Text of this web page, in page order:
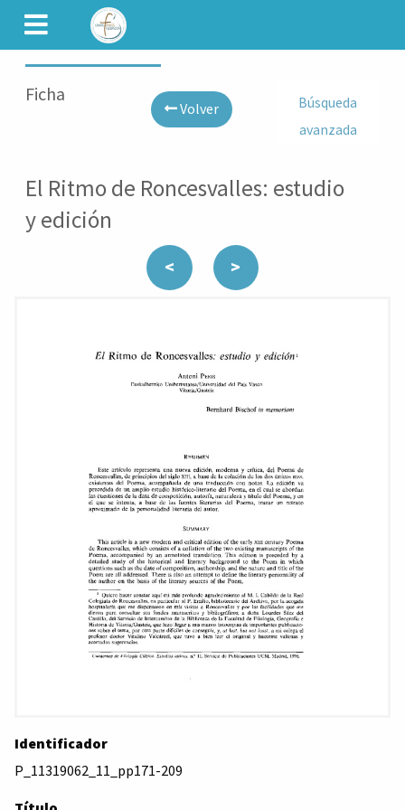
CAMINET
Ficha
Volver
Búsqueda
avanzada
El Ritmo de Roncesvalles: estudio
y edición
< >
Identificador
P_11319062_11_pp171-209